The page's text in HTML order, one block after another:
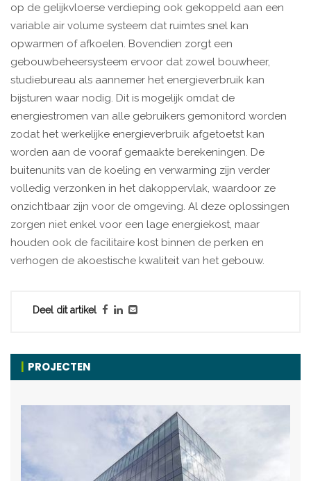
op de gelijkvloerse verdieping ook gekoppeld aan een
variable air volume systeem dat ruimtes snel kan
opwarmen of afkoelen. Bovendien zorgt een
gebouwbeheersysteem ervoor dat zowel bouwheer,
studiebureau als aannemer het energieverbruik kan
bijsturen waar nodig. Dit is mogelijk omdat de
energiestromen van alle gebruikers gemonitord worden
zodat het werkelijke energieverbruik afgetoetst kan
worden aan de vooraf gemaakte berekeningen. De
buitenunits van de koeling en verwarming zijn verder
volledig verzonken in het dakoppervlak, waardoor ze
onzichtbaar zijn voor de omgeving. Al deze oplossingen
zorgen niet enkel voor een lage energiekost, maar
houden ook de facilitaire kost binnen de perken en
verhogen de akoestische kwaliteit van het gebouw.
Deel dit artikel
PROJECTEN